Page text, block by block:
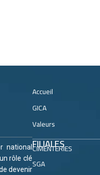
national
rôle clé
devenir
Accueil
GICA
Valeurs
FILIALES
CIMENTERIES
SGA